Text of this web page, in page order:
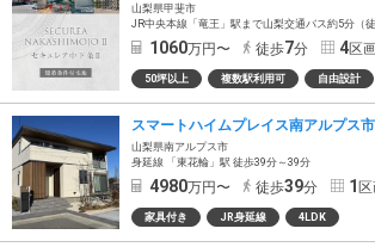
山梨県甲斐市
JR中央本線「竜王」駅まで山梨交通バス約5分（徒歩7分の「中下条新町
1060万円〜 徒歩7分 4区
50坪以上 複数駅利用可 自由設計
スマートハイムプレイス南アルプス市
山梨県南アルプス市
身延線 「東花輪」駅 徒歩39分～39分
4980万円〜 徒歩39分 1
家具付き JR身延線 4LDK